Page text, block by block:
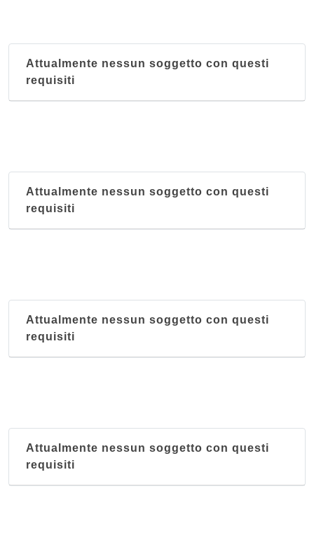
Attualmente nessun soggetto con questi
requisiti
Attualmente nessun soggetto con questi
requisiti
Attualmente nessun soggetto con questi
requisiti
Attualmente nessun soggetto con questi
requisiti